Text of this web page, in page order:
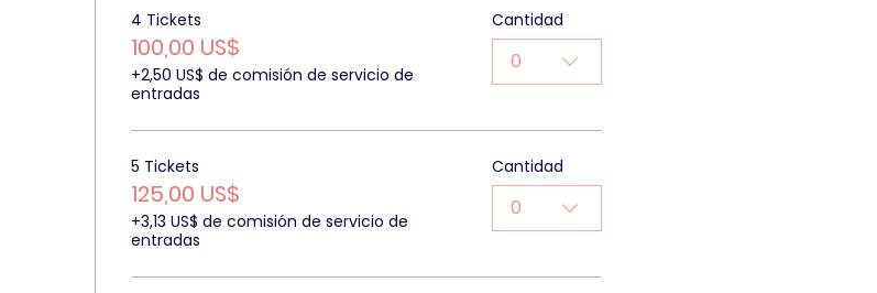
4 Tickets
100,00 US$
+2,50 US$ de comisión de servicio de
entradas
Cantidad
0
5 Tickets
125,00 US$
+3,13 US$ de comisión de servicio de
entradas
Cantidad
0